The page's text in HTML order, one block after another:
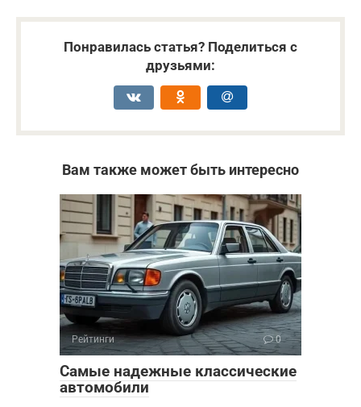
Понравилась статья? Поделиться с
друзьями:
Вам также может быть интересно
Рейтинги 0
Самые надежные классические
автомобили